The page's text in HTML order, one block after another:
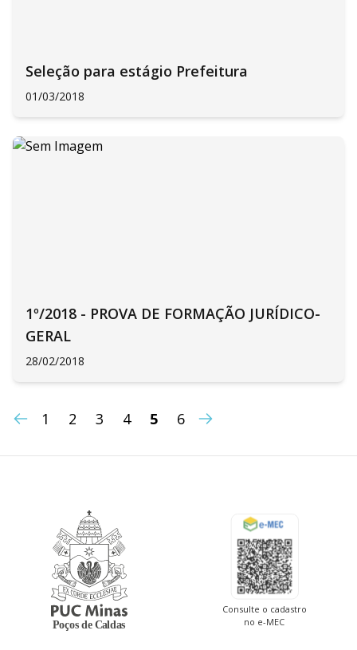
Seleção para estágio Prefeitura
01/03/2018
1º/2018 - PROVA DE FORMAÇÃO JURÍDICO-
GERAL
28/02/2018
1 2 3 4 5 6
Consulte o cadastro
no e-MEC